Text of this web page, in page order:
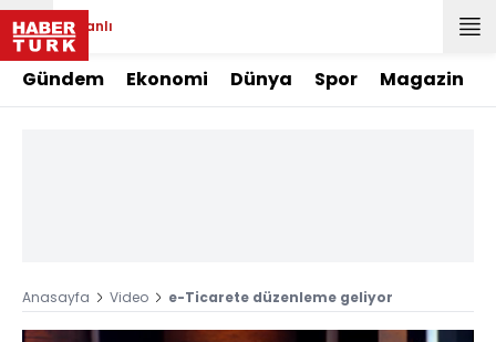
Canlı
Gündem Ekonomi Dünya Spor Magazin
Anasayfa Video e-Ticarete düzenleme geliyor